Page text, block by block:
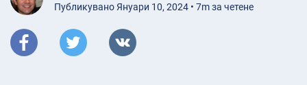
Публикувано Януари 10, 2024 • 7m за четене